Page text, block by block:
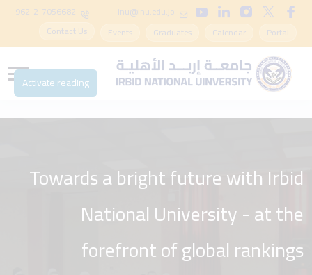
inu@inu.edu.jo
962-2-7056682
Portal
Calendar
Graduates
Events
Contact Us
Towards a bright future with Irbid
National University - at the
forefront of global rankings
Activate reading